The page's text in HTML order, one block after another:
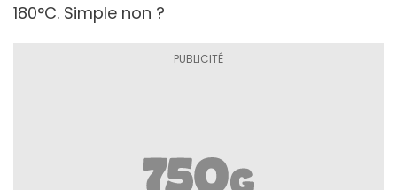
180°C. Simple non ?